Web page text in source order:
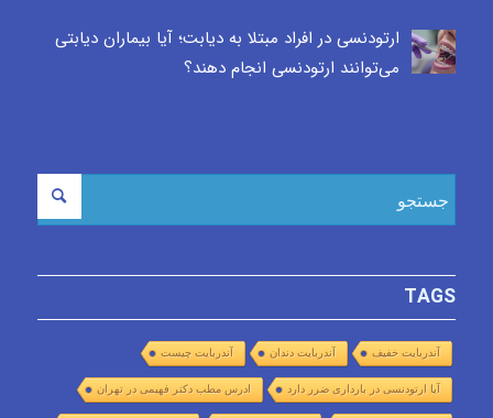
ارتودنسی در افراد مبتلا به دیابت؛ آیا بیماران دیابتی
می‌توانند ارتودنسی انجام دهند؟
TAGS
آندربایت خفیف آندربایت دندان آندربایت چیست
آیا ارتودنسی در بارداری ضرر دارد ادرس مطب دکتر فهیمی در تهران